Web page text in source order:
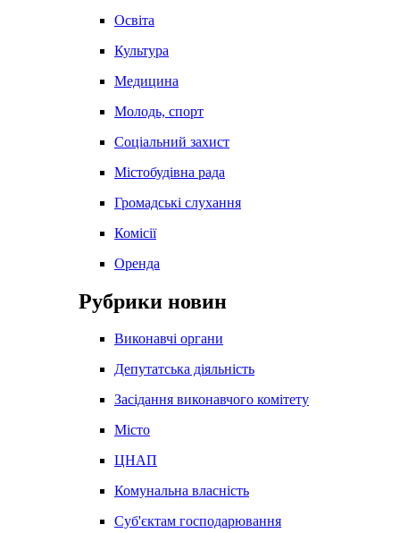
Освіта
Культура
Медицина
Молодь, спорт
Соціальний захист
Містобудівна рада
Громадські слухання
Комісії
Оренда
Рубрики новин
Виконавчі органи
Депутатська діяльність
Засідання виконавчого комітету
Місто
ЦНАП
Комунальна власність
Суб'єктам господарювання